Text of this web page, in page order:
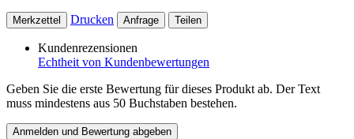
Merkzettel Drucken Anfrage Teilen
Kundenrezensionen
Echtheit von Kundenbewertungen
Geben Sie die erste Bewertung für dieses Produkt ab. Der Text
muss mindestens aus 50 Buchstaben bestehen.
Anmelden und Bewertung abgeben